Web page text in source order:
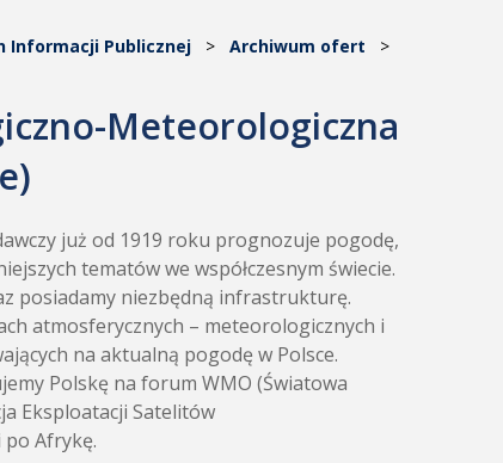
Informacji Publicznej > Archiwum ofert >
Meteorologiczna
już od 1919 roku prognozuje pogodę,
tematów we współczesnym świecie.
posiadamy niezbędną infrastrukturę.
atmosferycznych – meteorologicznych i
na aktualną pogodę w Polsce.
Polskę na forum WMO (Światowa
Eksploatacji Satelitów
po Afrykę.